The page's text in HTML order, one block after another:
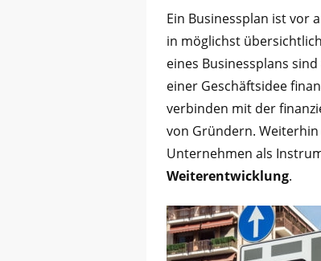
Ein Businessplan ist vor
in möglichst
eines Businessplans
einer Geschäftsidee
verbinden mit der
von Gründern.
Unternehmen als
Weiterentwicklung.